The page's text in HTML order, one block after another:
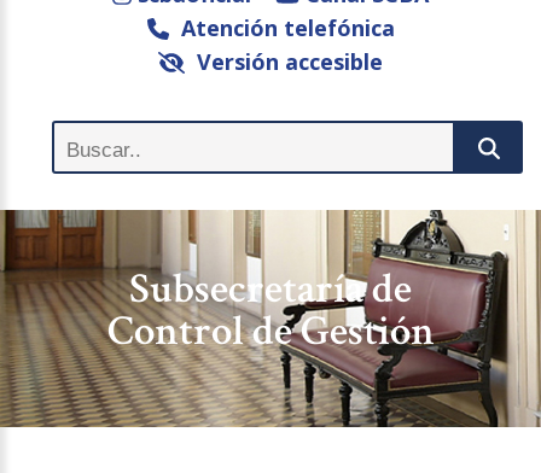
Atención telefónica
Versión accesible
Subsecretaría de
Control de Gestión